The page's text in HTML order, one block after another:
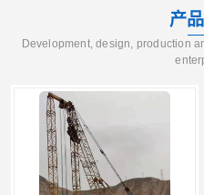
产
Development, design, production